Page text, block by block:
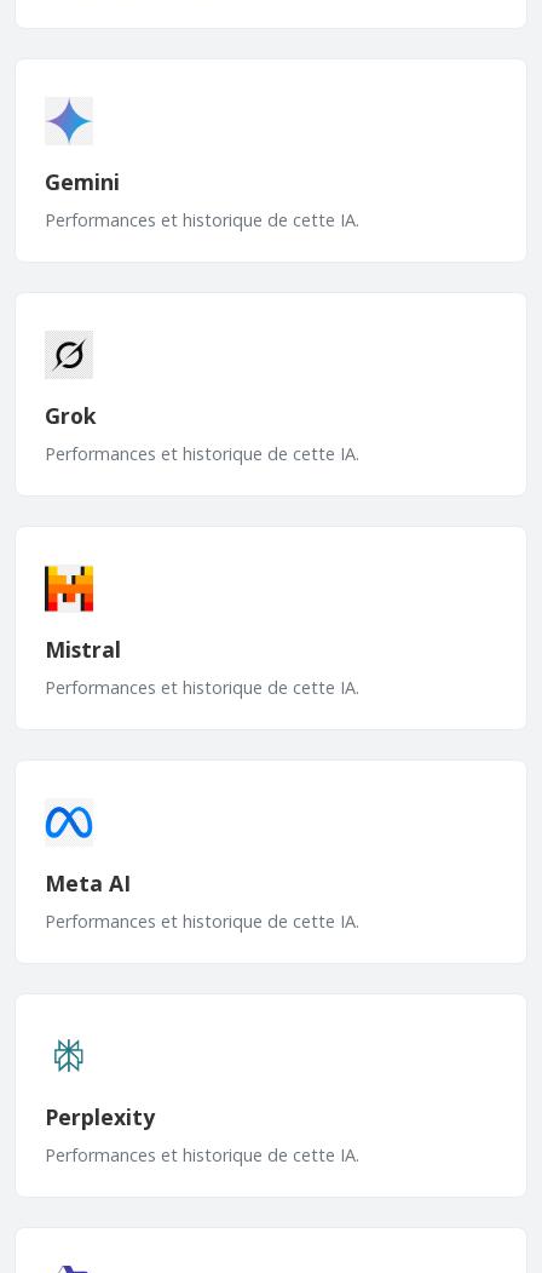
Gemini
Performances et historique de cette IA.
Grok
Performances et historique de cette IA.
Mistral
Performances et historique de cette IA.
Meta AI
Performances et historique de cette IA.
Perplexity
Performances et historique de cette IA.